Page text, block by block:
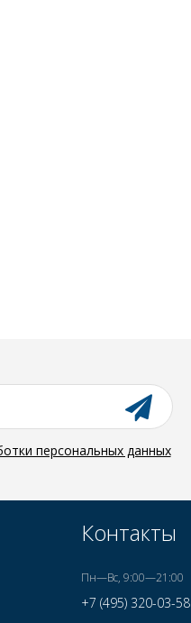
персональных данных
Контакты
Пн—Вс, 9:00—21:00
+7 (495) 320-03-58